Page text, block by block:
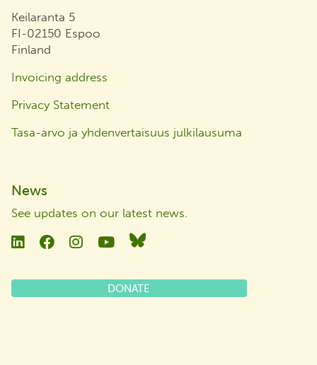
Keilaranta 5
FI-02150 Espoo
Finland
Invoicing address
Privacy Statement
Tasa-arvo ja yhdenvertaisuus julkilausuma
News
See updates on our latest news.
LinkedinFacebookInstagramYouTubeBluesky
DONATE